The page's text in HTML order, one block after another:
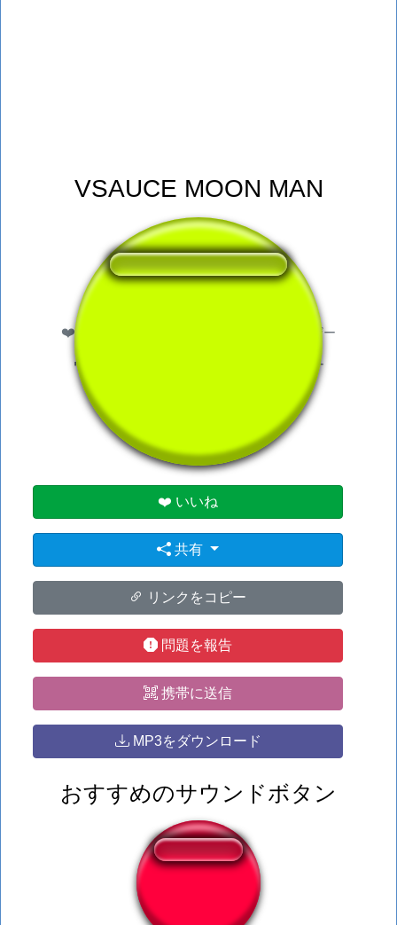
VSAUCE MOON MAN
❤️ このサウンドボタンが気に入ったユーザー
🔊 256 このサウンドボタンを聴いたユーザー
❤️ いいね
共有
リンクをコピー
問題を報告
携帯に送信
MP3をダウンロード
おすすめのサウンドボタン